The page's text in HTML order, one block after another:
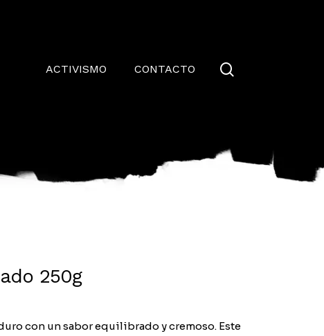
ACTIVISMO CONTACTO
250g
con un sabor equilibrado y cremoso. Este